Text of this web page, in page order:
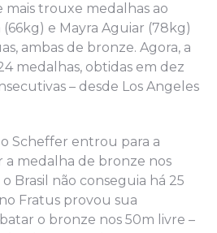
trouxe medalhas ao
(66kg) e Mayra Aguiar (78kg)
ambas de bronze. Agora, a
medalhas, obtidas em dez
– desde Los Angeles
Scheffer entrou para a
a medalha de bronze nos
Brasil não conseguia há 25
Fratus provou sua
o bronze nos 50m livre –